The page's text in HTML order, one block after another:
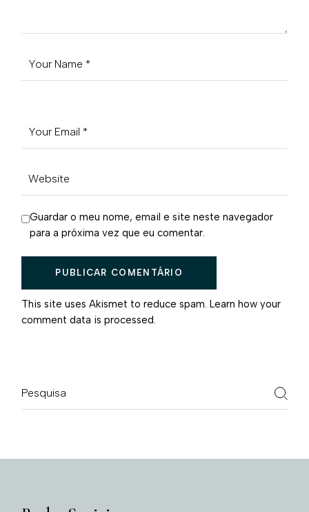
Guardar o meu nome, email e site neste navegador
para a próxima vez que eu comentar.
PUBLICAR COMENTÁRIO
This site uses Akismet to reduce spam. Learn how your
comment data is processed.